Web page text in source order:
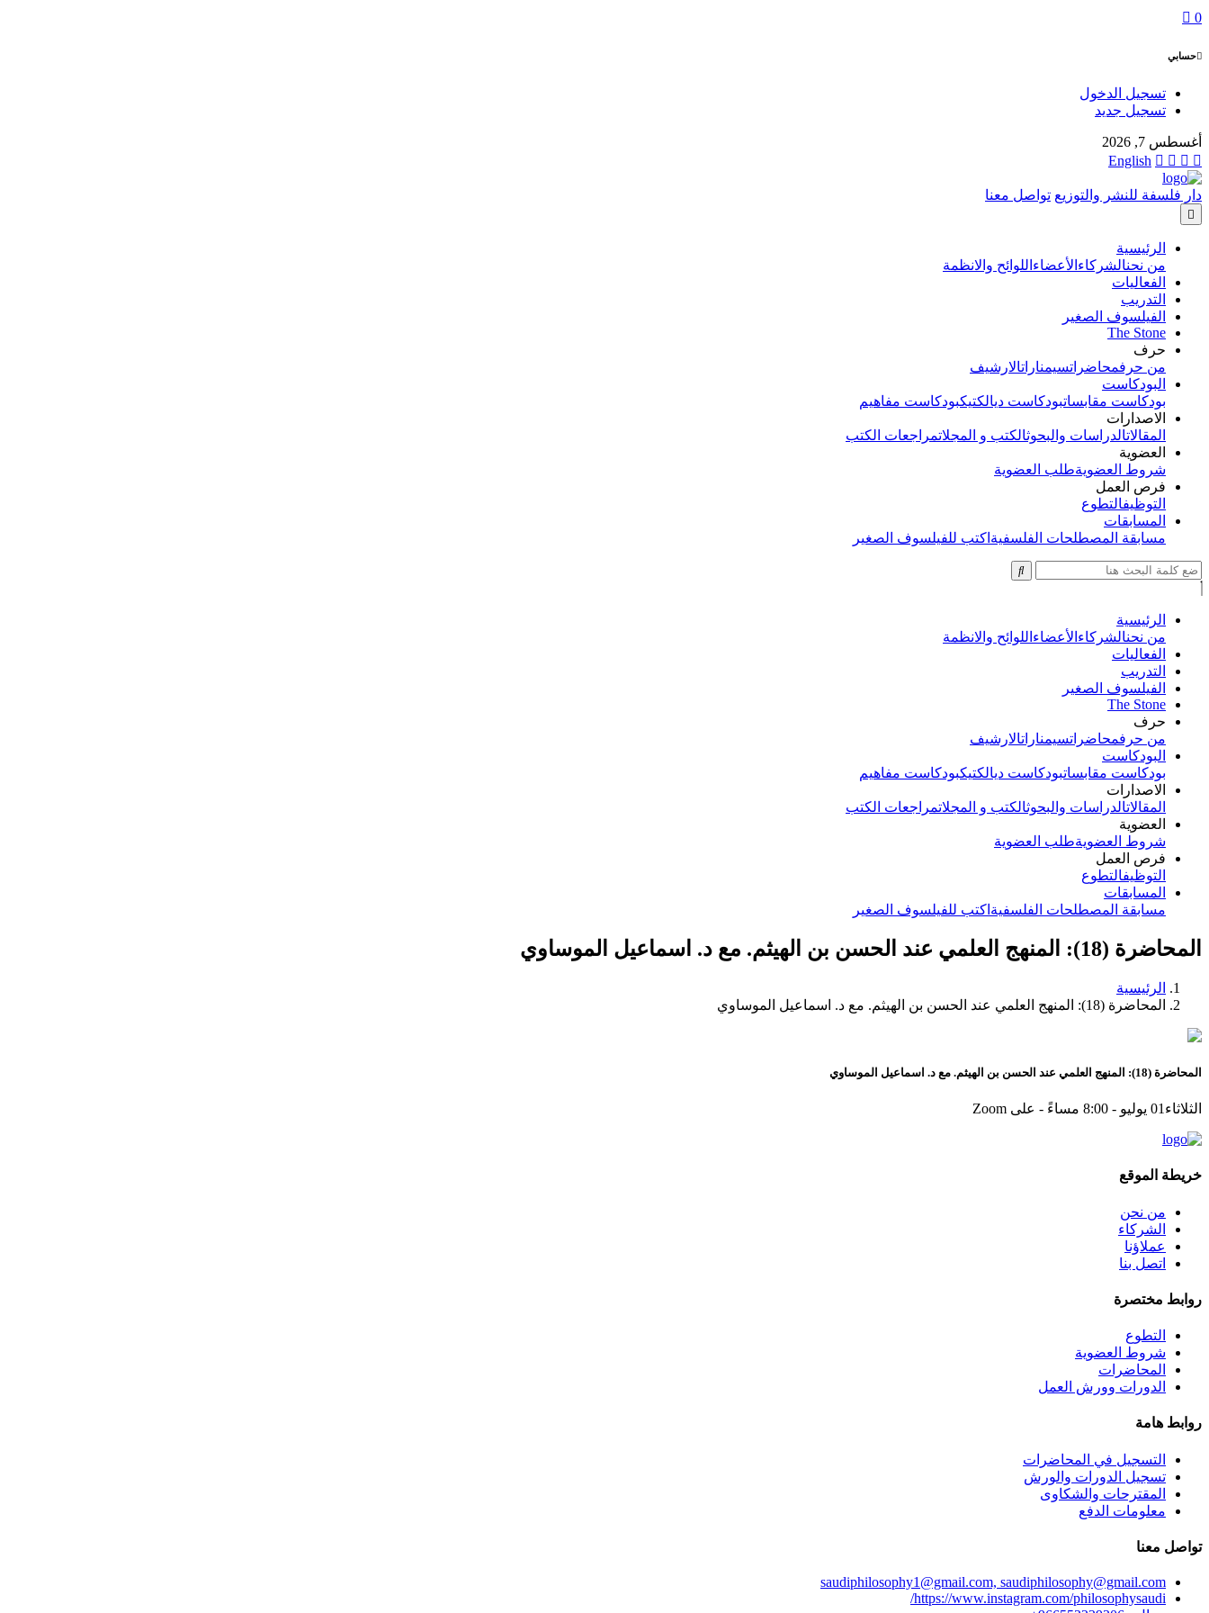
0
حسابي
تسجيل الدخول
تسجيل جديد
أغسطس 7, 2026
English
دار فلسفة للنشر والتوزيع تواصل معنا
الرئيسية
من نحنالشركاء الأعضاء اللوائح والانظمة
الفعاليات
التدريب
الفيلسوف الصغير
The Stone
حرف
من حرفمحاضراتسيمناراتالارشيف
البودكاست
بودكاست مقابساتبودكاست ديالكتيكبودكاست مفاهيم
الاصدارات
المقالاتالدراسات والبحوثالكتب و المجلاتمراجعات الكتب
العضوية
شروط العضويةطلب العضوية
فرص العمل
التوظيفالتطوع
المسابقات
مسابقة المصطلحات الفلسفية اكتب للفيلسوف الصغير
الرئيسية
من نحنالشركاء الأعضاء اللوائح والانظمة
الفعاليات
التدريب
الفيلسوف الصغير
The Stone
حرف
من حرفمحاضراتسيمناراتالارشيف
البودكاست
بودكاست مقابساتبودكاست ديالكتيكبودكاست مفاهيم
الاصدارات
المقالاتالدراسات والبحوثالكتب و المجلاتمراجعات الكتب
العضوية
شروط العضويةطلب العضوية
فرص العمل
التوظيفالتطوع
المسابقات
مسابقة المصطلحات الفلسفية اكتب للفيلسوف الصغير
المحاضرة (18): المنهج العلمي عند الحسن بن الهيثم. مع د. اسماعيل الموساوي
الرئيسية
المحاضرة (18): المنهج العلمي عند الحسن بن الهيثم. مع د. اسماعيل الموساوي
المحاضرة (18): المنهج العلمي عند الحسن بن الهيثم. مع د. اسماعيل الموساوي
الثلاثاء01 يوليو - 8:00 مساءً - على Zoom
خريطة الموقع
من نحن
الشركاء
عملاؤنا
اتصل بنا
روابط مختصرة
التطوع
شروط العضوية
المحاضرات
الدورات وورش العمل
روابط هامة
التسجيل في المحاضرات
تسجيل الدورات والورش
المقترحات والشكاوى
معلومات الدفع
تواصل معنا
saudiphilosophy1@gmail.com, saudiphilosophy@gmail.com
https://www.instagram.com/philosophysaudi/